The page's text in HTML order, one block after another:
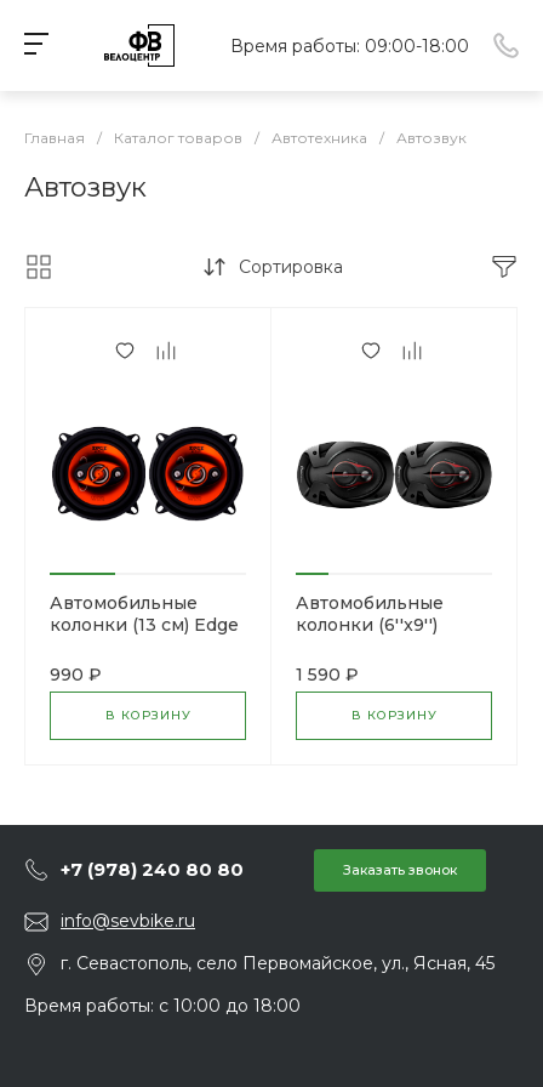
Время работы: 09:00-18:00
Главная / Каталог товаров / Автотехника / Автозвук
Автозвук
Сортировка
Автомобильные
колонки (13 см) Edge
990 ₽
В КОРЗИНУ
Автомобильные
колонки (6''x9'')
1 590 ₽
В КОРЗИНУ
+7 (978) 240 80 80 Заказать звонок
info@sevbike.ru
г. Севастополь, село Первомайское, ул., Ясная, 45
Время работы: с 10:00 до 18:00